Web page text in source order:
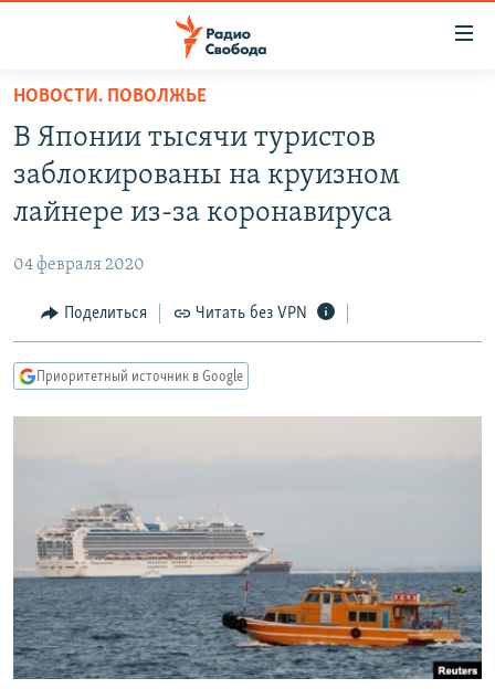
упрощенного
доступа
Вернуться
основному
Вернутся
Вернутся
ПОДКАСТЫ
АВТОРСКИЕ ПРОЕКТЫ
МНЕНИЯ
КУЛЬТУРА
КАВКАЗ.РЕАЛИИ
РАСПИСАНИЕ ВЕЩАНИЯ
ПОДПИШИТЕСЬ НА РАССЫЛКУ
СОЦИАЛЬНЫЕ СЕТИ
НОВОСТИ. ПОВОЛЖЬЕ
В Японии тысячи туристов
заблокированы на круизном
лайнере из-за коронавируса
04 февраля 2020
Поделиться Читать без VPN
Приоритетный источник в Google